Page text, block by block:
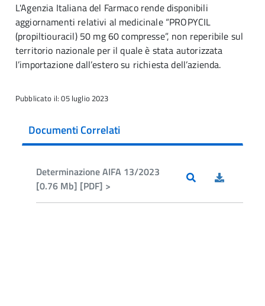
L'Agenzia Italiana del Farmaco rende disponibili
aggiornamenti relativi al medicinale “PROPYCIL
(propiltiouracil) 50 mg 60 compresse”, non reperibile sul
territorio nazionale per il quale è stata autorizzata
l’importazione dall’estero su richiesta dell’azienda.
Pubblicato il: 05 luglio 2023
Documenti Correlati
Determinazione AIFA 13/2023
[0.76 Mb] [PDF] >